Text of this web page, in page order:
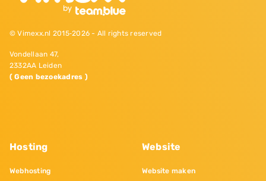
© Vimexx.nl 2015‐2026 - All rights reserved
Vondellaan 47,
2332AA Leiden
( Geen bezoekadres )
Hosting
Webhosting
Website
Website maken